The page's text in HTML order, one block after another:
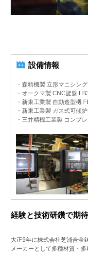
設備情報
・森精機製 立形マニシン
・オークマ製 CNC旋盤
・新東工業製 自動造型機
・新東工業製 ガス式可傾
・三井精機工業製 コンプ
経験と技術研鑽で期
大正9年に株式会社芝浦合金
メーカーとして多種材質・